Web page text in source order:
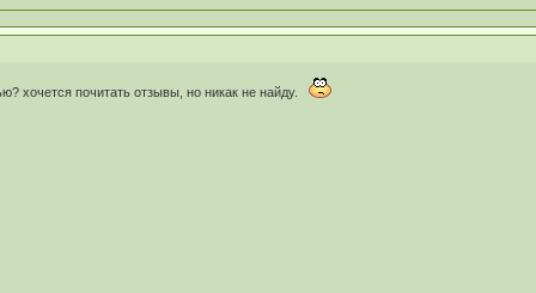
хочется почитать отзывы, но никак не найду.